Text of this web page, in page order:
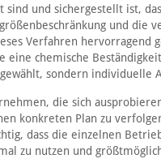
sind und sichergestellt ist,
und die
Verfahren hervorragend
chemische
sondern individuelle
die sich
konkreten Plan zu
dass die einzelnen
zu nutzen und